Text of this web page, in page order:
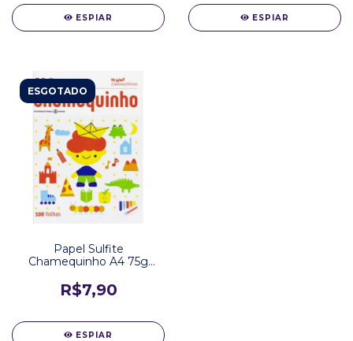
ESPIAR ESPIAR
ESGOTADO
Papel Sulfite
Chamequinho A4 75g
R$7,90
ESPIAR